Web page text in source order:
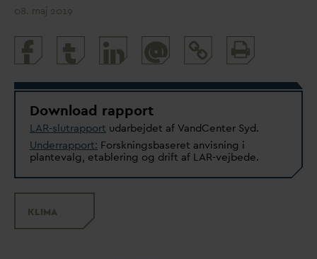
08. maj 2019
@
and
Download rapport
LAR-slutrapport udarbejdet af VandCenter Syd.
Underrapport: Forskningsbaseret anvisning i
plantevalg, etablering og drift af LAR-vejbede.
KLIMA